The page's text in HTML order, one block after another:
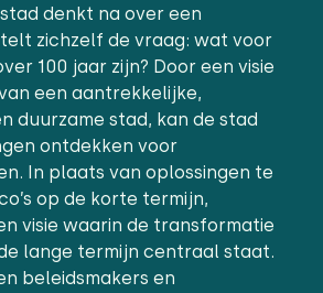
denkt na over een
zichzelf de vraag: wat voor
100 jaar zijn? Door een visie
een aantrekkelijke,
duurzame stad, kan de stad
ontdekken voor
In plaats van oplossingen te
op de korte termijn,
visie waarin de transformatie
lange termijn centraal staat.
beleidsmakers en